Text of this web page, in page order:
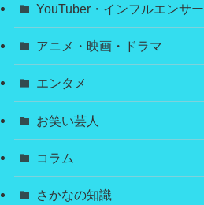
YouTuber・インフルエンサー
アニメ・映画・ドラマ
エンタメ
お笑い芸人
コラム
さかなの知識